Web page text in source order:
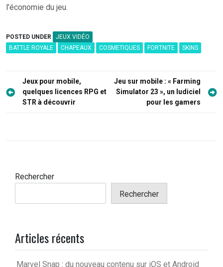
l’économie du jeu.
POSTED UNDER
JEUX VIDÉO
BATTLE ROYALE
CHAPEAUX COSMETIQUES FORTNITE SKINS
Navigation
de
l’article
Jeux pour mobile,
quelques licences RPG et
STR à découvrir
Jeu sur mobile : « Farming
Simulator 23 », un ludiciel
pour les gamers
Rechercher
Rechercher
Articles récents
Marvel Snap : du nouveau contenu sur iOS et Android